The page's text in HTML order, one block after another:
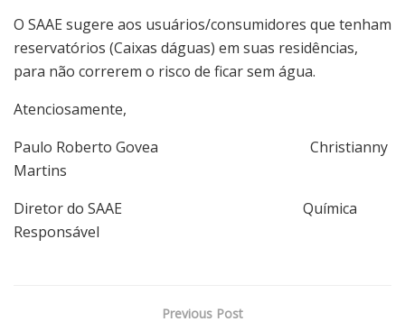
O SAAE sugere aos usuários/consumidores que tenham
reservatórios (Caixas dáguas) em suas residências,
para não correrem o risco de ficar sem água.
Atenciosamente,
Paulo Roberto Govea Christianny
Martins
Diretor do SAAE Química
Responsável
Previous Post